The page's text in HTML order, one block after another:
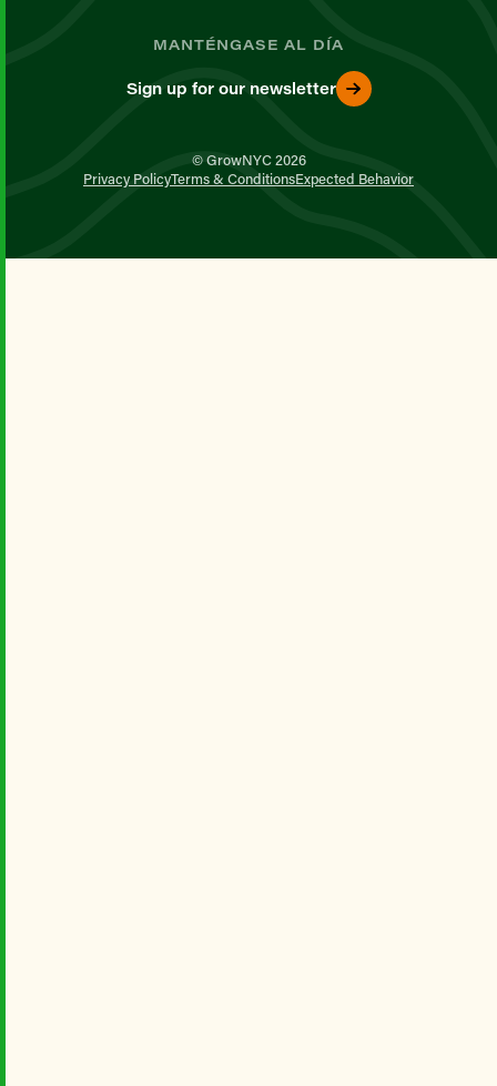
MANTÉNGASE AL DÍA
Sign up for our newsletter
© GrowNYC 2026
Privacy PolicyTerms & ConditionsExpected Behavior